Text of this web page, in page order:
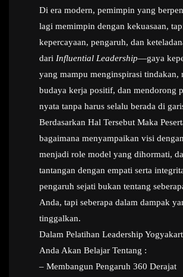
Di era modern, pemimpin yang
lagi memimpin dengan kekuasaan,
kepercayaan, pengaruh, dan
dari Influential Leadership—gaya
yang mampu menginspirasi tindakan,
budaya kerja positif, dan mendorong
nyata tanpa harus selalu berada di
Berdasarkan Hal Tersebut Maka
bagaimana menyampaikan visi
menjadi role model yang dihormati,
tantangan dengan empati serta
pengaruh sejati bukan tentang
Anda, tapi seberapa dalam dampak
tinggalkan.
Dalam Pelatihan Leadership
Anda Akan Belajar Tentang :
– Membangun Pengaruh 360 Derajat